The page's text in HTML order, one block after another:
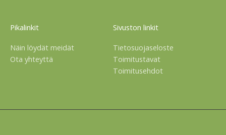
Pikalinkit
Näin löydät meidät
Ota yhteyttä
Sivuston linkit
Tietosuojaseloste
Toimitustavat
Toimitusehdot